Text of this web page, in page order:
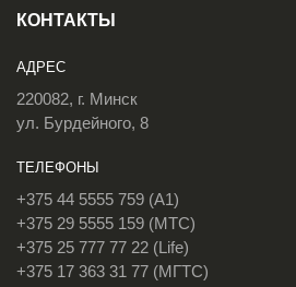
КОНТАКТЫ
АДРЕС
220082, г. Минск
ул. Бурдейного, 8
ТЕЛЕФОНЫ
+375 44 5555 759 (A1)
+375 29 5555 159 (МТС)
+375 25 777 77 22 (Life)
+375 17 363 31 77 (МГТС)